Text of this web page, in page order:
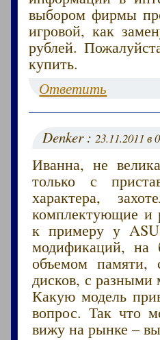
выбором фирмы
игровой, как
рублей.
купить.
Ответить
Denker :23.11.2011 в
Иванна, не
только с
характера,
комплектующие и
к примеру у
модификаций, на
объемом памяти,
дисков, с
Какую модель
вопрос. Так что
вижу на рынке –